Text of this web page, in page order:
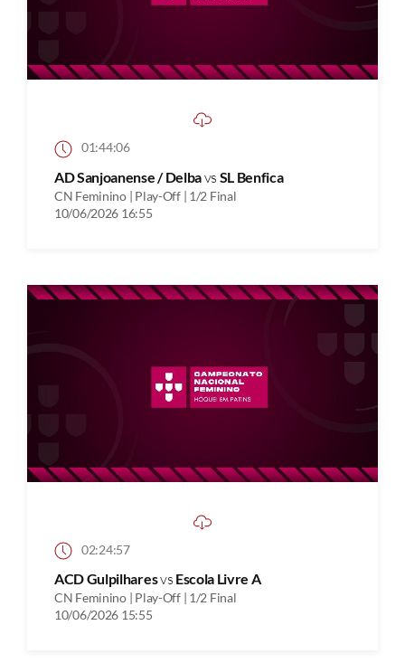
01:44:06
AD Sanjoanense / Delbavs SL Benfica
CN Feminino | Play-Off | 1/2 Final
10/06/2026 16:55
02:24:57
ACD Gulpilharesvs Escola Livre A
CN Feminino | Play-Off | 1/2 Final
10/06/2026 15:55